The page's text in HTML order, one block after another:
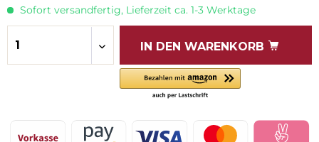
Sofort versandfertig, Lieferzeit ca. 1-3 Werktage
IN DEN WARENKORB